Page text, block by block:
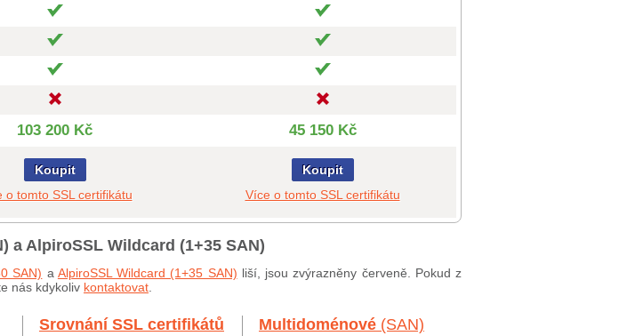
103 200 Kč 45 150 Kč
Koupit
o tomto SSL certifikátu
Koupit
Více o tomto SSL certifikátu
a AlpiroSSL Wildcard (1+35 SAN)
SAN) a AlpiroSSL Wildcard (1+35 SAN) liší, jsou zvýrazněny červeně. Pokud z
nás kdykoliv kontaktovat
Srovnání SSL certifikátů Multidoménové (SAN)